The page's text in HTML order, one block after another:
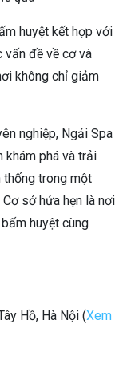
huyệt kết hợp với
vấn đề về cơ và
không chỉ giảm
nghiệp, Ngải Spa
khám phá và trải
thống trong một
sở hứa hẹn là nơi
huyệt cùng
Hồ, Hà Nội (Xem